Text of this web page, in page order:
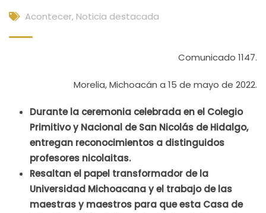
Acontecer, Noticia destacada
Comunicado 1147.
Morelia, Michoacán a 15 de mayo de 2022.
Durante la ceremonia celebrada en el Colegio
Primitivo y Nacional de San Nicolás de Hidalgo,
entregan reconocimientos a distinguidos
profesores nicolaitas.
Resaltan el papel transformador de la
Universidad Michoacana y el trabajo de las
maestras y maestros para que esta Casa de